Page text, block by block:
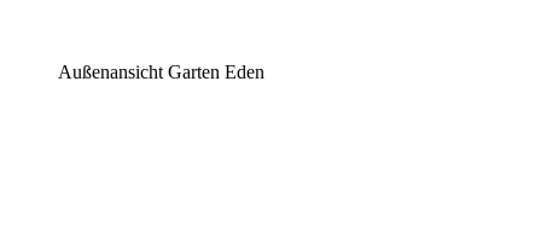
Außenansicht Garten Eden